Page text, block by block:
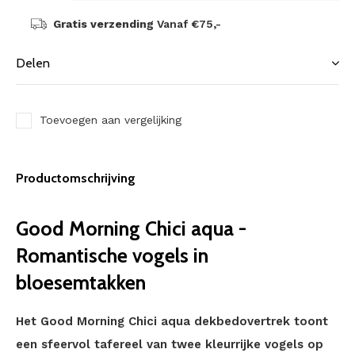
Gratis verzending Vanaf €75,-
Delen
Toevoegen aan vergelijking
Productomschrijving
Good Morning Chici aqua -
Romantische vogels in
bloesemtakken
Het Good Morning Chici aqua dekbedovertrek toont
een sfeervol tafereel van twee kleurrijke vogels op